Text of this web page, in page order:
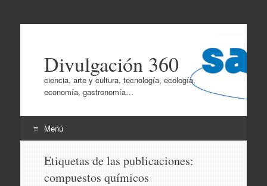
Divulgación 360
ciencia, arte y cultura, tecnología, ecología,
economía, gastronomía…
Menú
contenido
Etiquetas de las publicaciones:
compuestos químicos